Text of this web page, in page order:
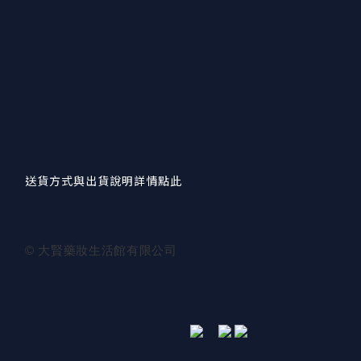
送貨方式與出貨說明詳情點此
© 大賢藥妝生活館有限公司